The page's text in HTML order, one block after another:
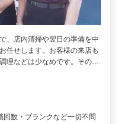
、店内清掃や翌日の準備を中
任せします。お客様の来店も
理などは少なめです。その…
数・ブランクなど一切不問